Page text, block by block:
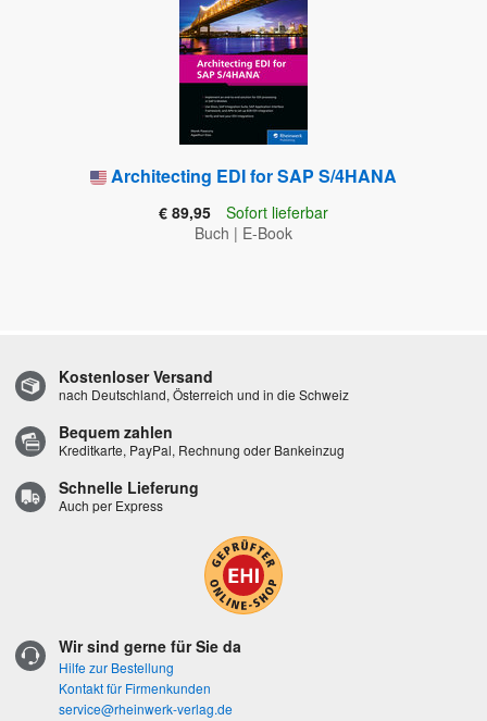
Architecting EDI for SAP S/4HANA
€ 89,95
Sofort lieferbar
Buch | E-Book
Kostenloser Versand
nach Deutschland, Österreich und in die Schweiz
Bequem zahlen
Kreditkarte, PayPal, Rechnung oder Bankeinzug
Schnelle Lieferung
Auch per Express
Wir sind gerne für Sie da
Hilfe zur Bestellung
Kontakt für Firmenkunden
service@rheinwerk-verlag.de